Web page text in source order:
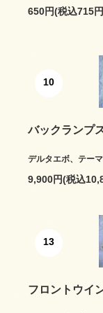
650円(税込715
10
バックランプ
デルタエボ、テー
9,900円(税込
13
フロントウイ